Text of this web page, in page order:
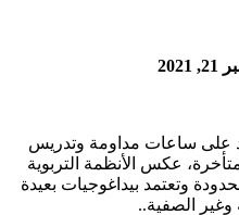
على ساعات مداومة وتدريس
عكس الأنظمة التربوية
وتعتمد بيداغوجيات بعيدة
الصفية..